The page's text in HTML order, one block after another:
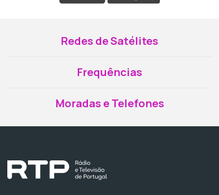
Redes de Satélites
Frequências
Moradas e Telefones